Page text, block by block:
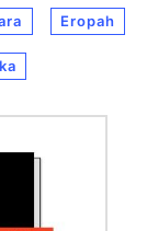
Eropah